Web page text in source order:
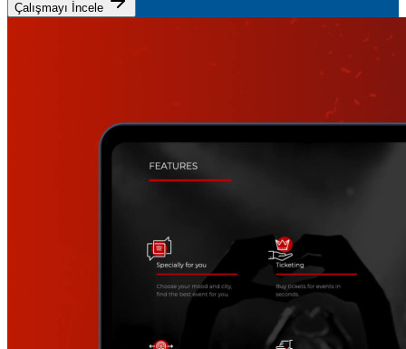
Çalışmayı İncele